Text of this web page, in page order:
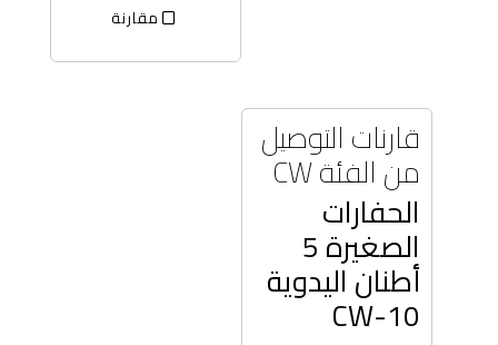
مقارنة
قارنات التوصيل
من الفئة CW
الحفارات
الصغيرة 5
أطنان اليدوية
CW-10